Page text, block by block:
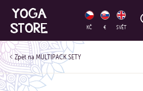
KČ € SVĚT
MULTIPACK SETY